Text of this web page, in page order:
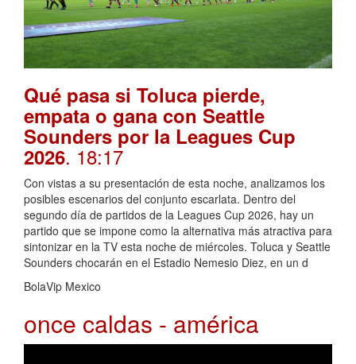
Qué pasa si Toluca pierde,
empata o gana con Seattle
Sounders por la Leagues Cup
2026. 18:17
Con vistas a su presentación de esta noche, analizamos los
posibles escenarios del conjunto escarlata. Dentro del
segundo día de partidos de la Leagues Cup 2026, hay un
partido que se impone como la alternativa más atractiva para
sintonizar en la TV esta noche de miércoles. Toluca y Seattle
Sounders chocarán en el Estadio Nemesio Diez, en un d
BolaVip Mexico
once caldas - américa